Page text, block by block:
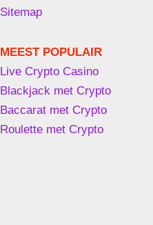
Sitemap
MEEST POPULAIR
Live Crypto Casino
Blackjack met Crypto
Baccarat met Crypto
Roulette met Crypto